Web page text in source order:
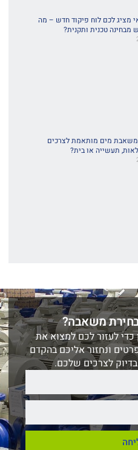
מציג לכם לוח פיקוד חדש – מה
מבחינה טכנית ותקנית?
משאבת מים מותאמת לצרכים
תעשייה או בית?
משאבה?
כדי לעזור לכם למצוא את
ונחזור אליכם בהקדם
לצרכים שלכם.